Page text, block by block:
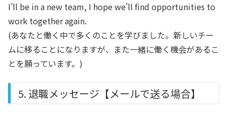
I’ll be in a new team, I hope we’ll find opportunities to
work together again.
(あなたと働く中で多くのことを学びました。新しいチー
ムに移ることになりますが、また一緒に働く機会があるこ
とを願っています。)
5. 退職メッセージ【メールで送る場合】